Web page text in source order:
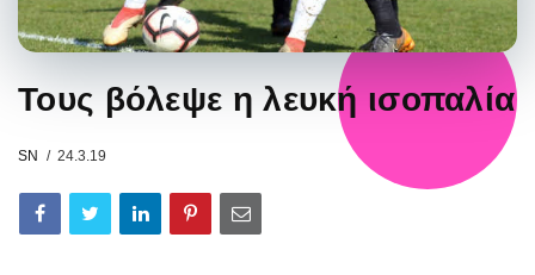
Τους βόλεψε η λευκή ισοπαλία
SN 24.3.19